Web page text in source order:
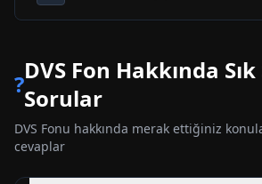
?DVS Fon Hakkında
Sorular
DVS Fonu hakkında merak ettiğiniz
cevaplar